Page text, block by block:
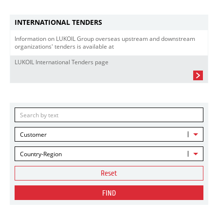
INTERNATIONAL TENDERS
Information on LUKOIL Group overseas upstream and downstream
organizations' tenders is available at
LUKOIL International Tenders page
Customer
Country-Region
Reset
FIND